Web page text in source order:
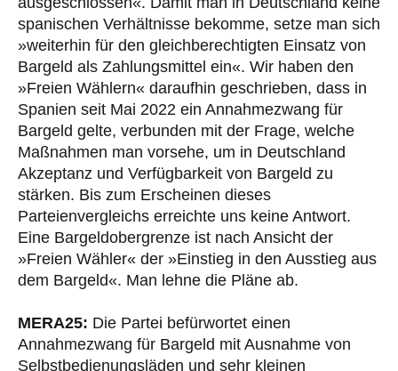
spanischen Verhältnisse bekomme, setze man sich
»weiterhin für den gleichberechtigten Einsatz von
Bargeld als Zahlungsmittel ein«. Wir haben den
»Freien Wählern« daraufhin geschrieben, dass in
Spanien seit Mai 2022 ein Annahmezwang für
Bargeld gelte, verbunden mit der Frage, welche
Maßnahmen man vorsehe, um in Deutschland
Akzeptanz und Verfügbarkeit von Bargeld zu
stärken. Bis zum Erscheinen dieses
Parteienvergleichs erreichte uns keine Antwort.
Eine Bargeldobergrenze ist nach Ansicht der
»Freien Wähler« der »Einstieg in den Ausstieg aus
dem Bargeld«. Man lehne die Pläne ab.
MERA25: Die Partei befürwortet einen
Annahmezwang für Bargeld mit Ausnahme von
Selbstbedienungsläden und sehr kleinen